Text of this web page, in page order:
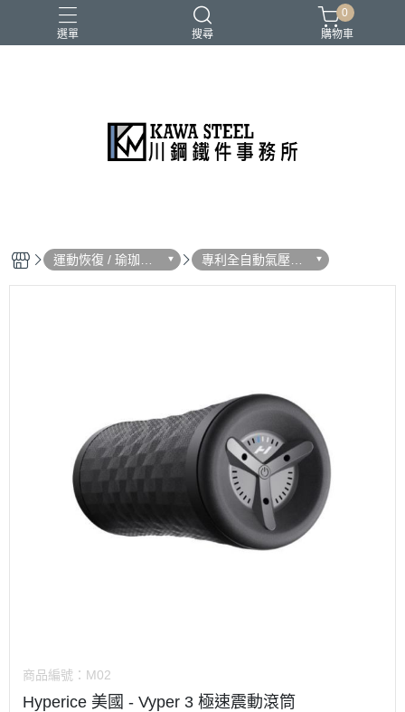
選單 搜尋
二柱／四柱／農夫架
史密斯／ Cable飛鳥高低拉
地雷管／練背下拉配件
槓片／啞鈴／壺鈴
0
購物車
運動恢復 / 瑜珈用
品
專利全自動氣壓按
摩組
商品編號： M02
Hyperice 美國 - Vyper 3 極速震動滾筒